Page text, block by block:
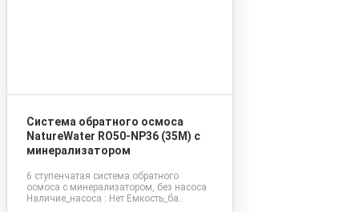
Система обратного осмоса
NatureWater RO50-NP36 (35М) с
минерализатором
6 ступенчатая система обратного
осмоса с минерализатором, без насоса
Наличие_насоса : Нет Емкость_ба..